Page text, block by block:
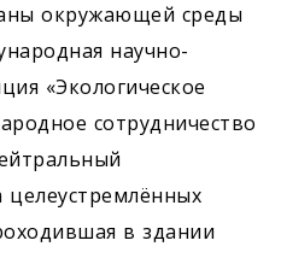
окружающей среды
научно-
«Экологическое
сотрудничество
в здании